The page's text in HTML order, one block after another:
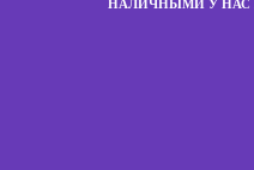
НАЛИЧНЫМИ У НАС